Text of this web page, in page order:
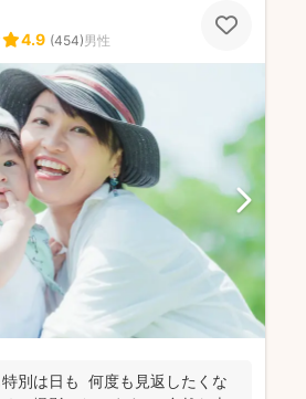
4.9 (454)男性
別は日も 何度も見返したくな